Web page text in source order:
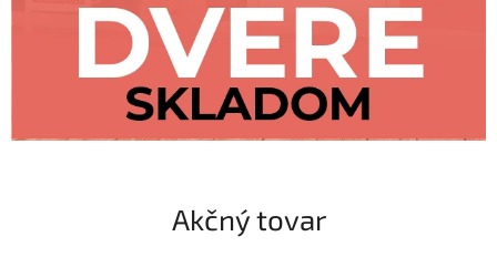
e
Akčný tovar